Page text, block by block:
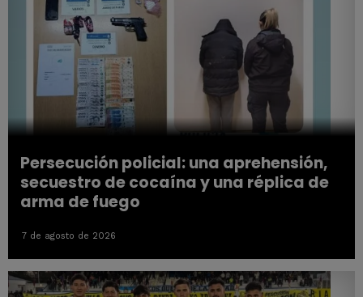
Persecución policial: una aprehensión,
secuestro de cocaína y una réplica de
arma de fuego
7 de agosto de 2026